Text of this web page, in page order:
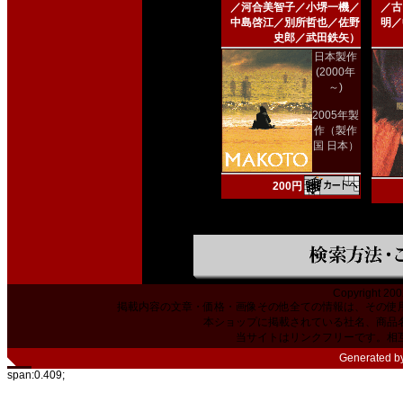
／河合美智子／小堺一機／
中島啓江／別所哲也／佐野
史郎／武田鉄矢）
日本製作
(2000年
～)
2005年製
作（製作
国 日本）
200円
／
明
Copyright
掲載内容の文章・価格・画像その他全ての情報は、その
本ショップに掲載されている社名、商
当サイトはリンクフリーです。相
Generated
span:0.409;